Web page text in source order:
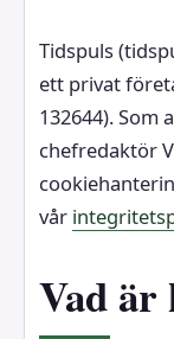
Tidspuls
ett privat
132644). Som
chefredaktör
vår
Vad är